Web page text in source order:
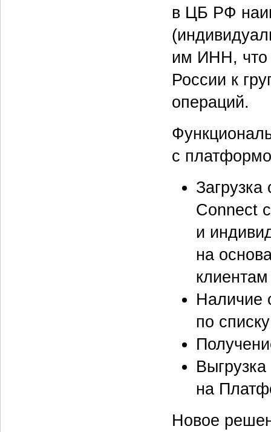
в ЦБ РФ
им ИНН, что
России к
операций.
с
Connect
и
на
Наличие
по
на
Новое